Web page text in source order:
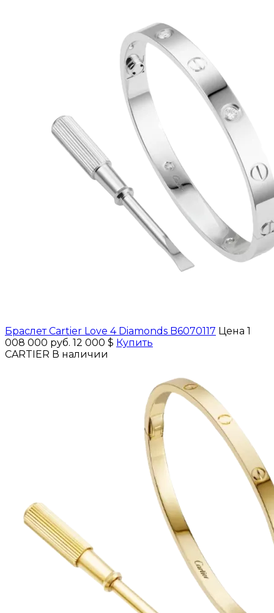
Браслет Cartier Love 4 Diamonds B6070117 Цена 1
008 000 руб. 12 000 $ Купить
CARTIER В наличии